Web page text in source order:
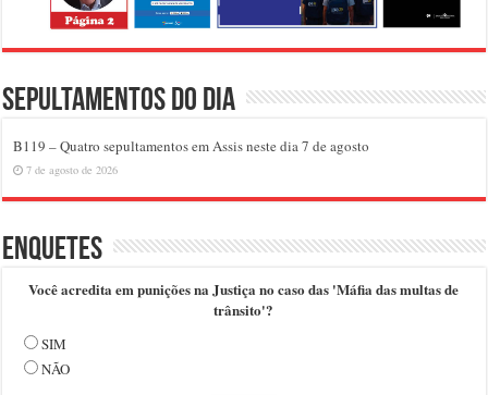
Sepultamentos do dia
B119 – Quatro sepultamentos em Assis neste dia 7 de agosto
7 de agosto de 2026
Enquetes
Você acredita em punições na Justiça no caso das 'Máfia das multas de
trânsito'?
SIM
NÃO